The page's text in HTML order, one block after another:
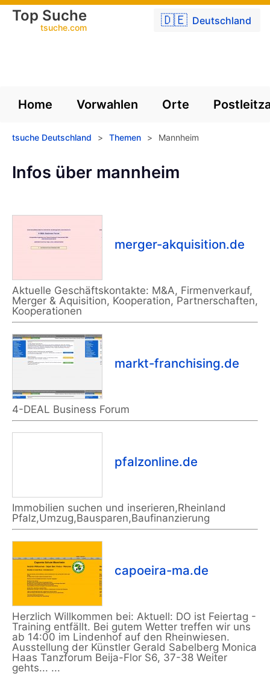
🇩🇪 Deutschland
Top Suche
tsuche.com
Home Vorwahlen Orte
tsuche Deutschland > Themen > Mannheim
Infos über mannheim
merger-akquisition.de
Aktuelle Geschäftskontakte: M&A, Firmenverkauf,
Merger & Aquisition, Kooperation, Partnerschaften,
Kooperationen
markt-franchising.de
4-DEAL Business Forum
pfalzonline.de
Immobilien suchen und inserieren,Rheinland
Pfalz,Umzug,Bausparen,Baufinanzierung
capoeira-ma.de
Herzlich Willkommen bei: Aktuell: DO ist Feiertag -
Training entfällt. Bei gutem Wetter treffen wir uns
ab 14:00 im Lindenhof auf den Rheinwiesen.
Ausstellung der Künstler Gerald Sabelberg Monica
Haas Tanzforum Beija-Flor S6, 37-38 Weiter
gehts... ...